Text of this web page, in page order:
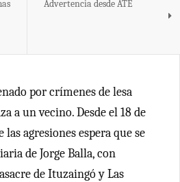
Advertencia desde ATE
por crímenes de lesa
a un vecino. Desde el 18 de
agresiones espera que se
de Jorge Balla, con
de Ituzaingó y Las